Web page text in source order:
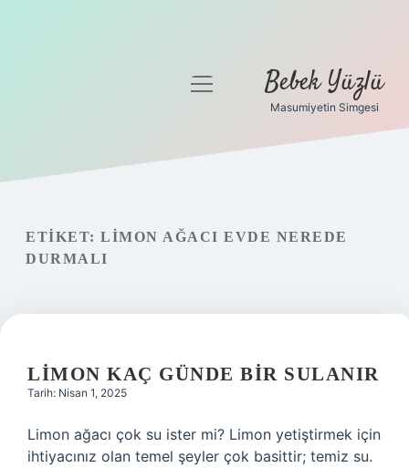
Gizlilik Politikası
menüyü
Bebek Yüzlü
Masumiyetin Simgesi
ETIKET: LIMON AĞACI EVDE NEREDE
DURMALI
LIMON KAÇ GÜNDE BIR SULANIR
Tarih: Nisan 1, 2025
Limon ağacı çok su ister mi? Limon yetiştirmek için
ihtiyacınız olan temel şeyler çok basittir; temiz su.